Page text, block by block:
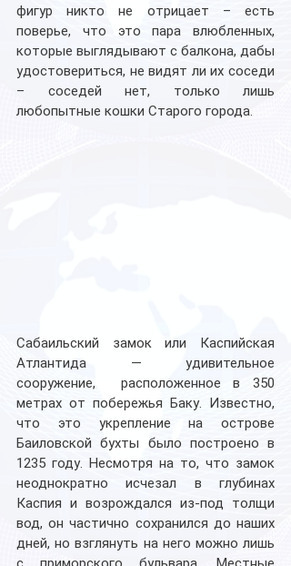
фигур никто не отрицает – есть
поверье, что это пара влюбленных,
которые выглядывают с балкона, дабы
удостовериться, не видят ли их соседи
– соседей нет, только лишь
любопытные кошки Старого города.
Сабаильский замок или Каспийская
Атлантида — удивительное
сооружение,  расположенное в 350
метрах от побережья Баку. Известно,
что это укрепление на острове
Баиловской бухты было построено в
1235 году. Несмотря на то, что замок
неоднократно исчезал в глубинах
Каспия и возрождался из-под толщи
вод, он частично сохранился до наших
дней, но взглянуть на него можно лишь